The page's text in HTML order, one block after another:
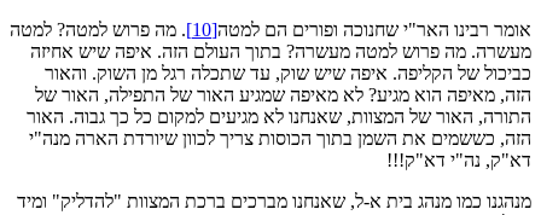
אומר רבינו האר"י שחנוכה ופורים הם למטה[10]
. מה פרוש למטה? למטה
מעשרה. מה פרוש למטה מעשרה? בתוך העולם הזה. איפה שיש אחיזה
כביכול של הקליפה. איפה שיש שוק, עד שתכלה רגל מן השוק. והאור
הזה, מאיפה הוא מגיע? לא מאיפה שמגיע האור של התפילה, האור של
התורה, האור של המצוות, שאנחנו לא מגיעים למקום כל כך גבוה. האור
הזה, כששמים את השמן בתוך הכוסות צריך לכוון שיורדת הארה מנה"י
דא"ק, נה"י דא"ק!!!
מנהגנו כמו מנהג בית א‑ל, שאנחנו מברכים ברכת המצוות "להדליק" ומיד